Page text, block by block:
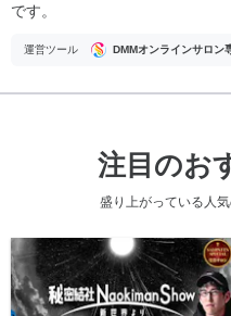
です。
運営ツール DMMオンラインサロン
注目のお
盛り上がっている人